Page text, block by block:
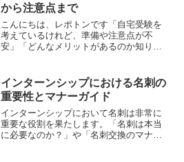
から注意点まで
こんにちは、レポトンです「自宅受験を
考えているけれど、準備や注意点が不
安」「どんなメリットがあるのか知りた
を、わかりやすく解説します！レポトン
この記事は次のような人...
インターンシップにおける名刺の
重要性とマナーガイド
インターンシップにおいて名刺は非常に
重要な役割を果たします。「名刺は本当
に必要なのか？」や「名刺交換のマナー